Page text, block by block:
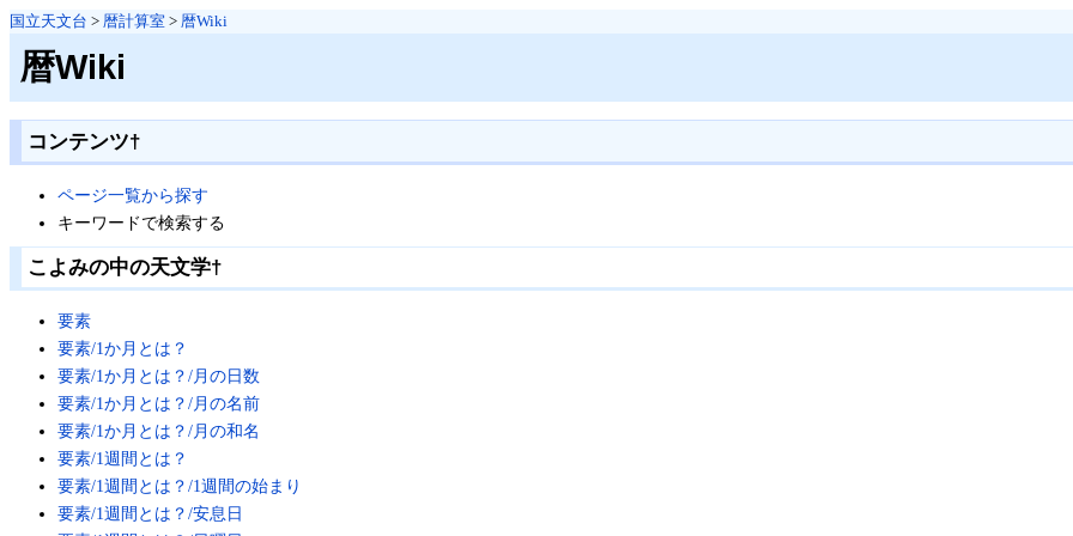
国立天文台 > 暦計算室 > 暦Wiki
暦Wiki
コンテンツ†
ページ一覧から探す
キーワードで検索する
こよみの中の天文学†
要素
要素/1か月とは？
要素/1か月とは？/月の日数
要素/1か月とは？/月の名前
要素/1か月とは？/月の和名
要素/1週間とは？
要素/1週間とは？/1週間の始まり
要素/1週間とは？/安息日